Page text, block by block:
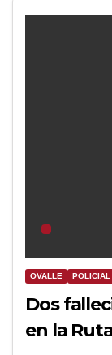
OVALLE POLICIAL
Dos
en la